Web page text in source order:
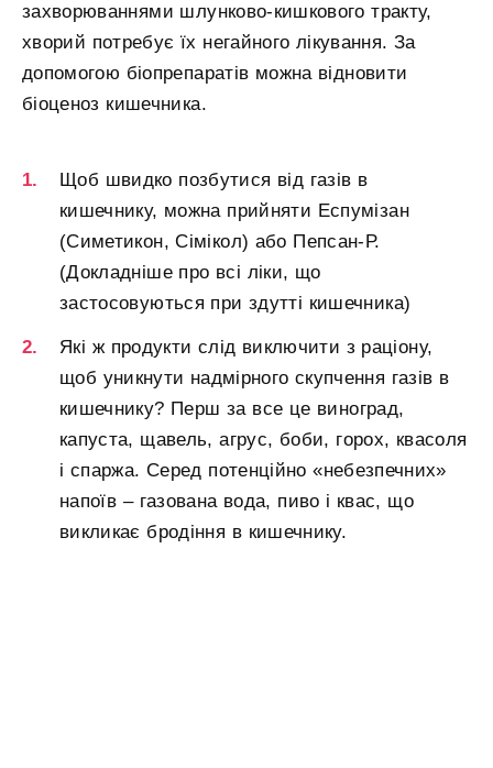
захворюваннями шлунково-кишкового тракту,
хворий потребує їх негайного лікування. За
допомогою біопрепаратів можна відновити
біоценоз кишечника.
Щоб швидко позбутися від газів в
кишечнику, можна прийняти Еспумізан
(Симетикон, Сімікол) або Пепсан-Р.
(Докладніше про всі ліки, що
застосовуються при здутті кишечника)
Які ж продукти слід виключити з раціону,
щоб уникнути надмірного скупчення газів в
кишечнику? Перш за все це виноград,
капуста, щавель, агрус, боби, горох, квасоля
і спаржа. Серед потенційно «небезпечних»
напоїв – газована вода, пиво і квас, що
викликає бродіння в кишечнику.